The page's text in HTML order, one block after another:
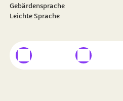
Gebärdensprache
Leichte Sprache
Besuchen Sie dieBARMER
externer Link externer Link